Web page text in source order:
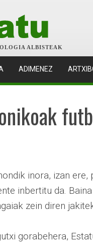
ALBISTEAK
ADIMENEZ
inora, izan
inbertitu da.
zein diren
gorabehera,